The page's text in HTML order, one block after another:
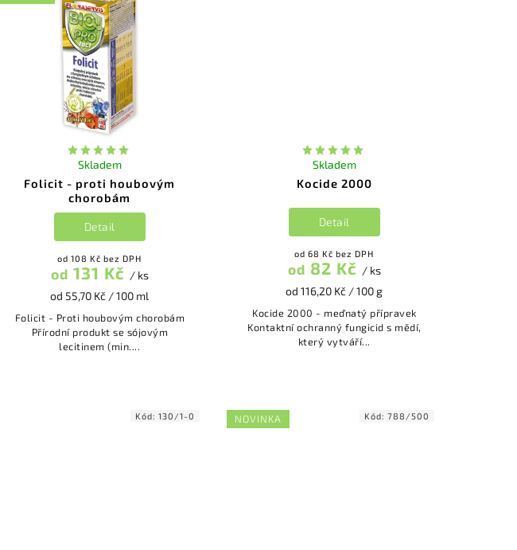
Folicit - proti houbovým
chorobám
Skladem
od 108 Kč bez DPH
od 131 Kč / ks
od 55,70 Kč / 100 ml
Detail
Folicit - Proti houbovým chorobám
Přírodní produkt se sójovým
lecitinem (min....
Kocide 2000
Skladem
od 68 Kč bez DPH
od 82 Kč / ks
od 116,20 Kč / 100 g
Detail
Kocide 2000 - meďnatý přípravek
Kontaktní ochranný fungicid s mědí,
který vytváří...
Kód:130/1-0 NOVINKA Kód:788/500